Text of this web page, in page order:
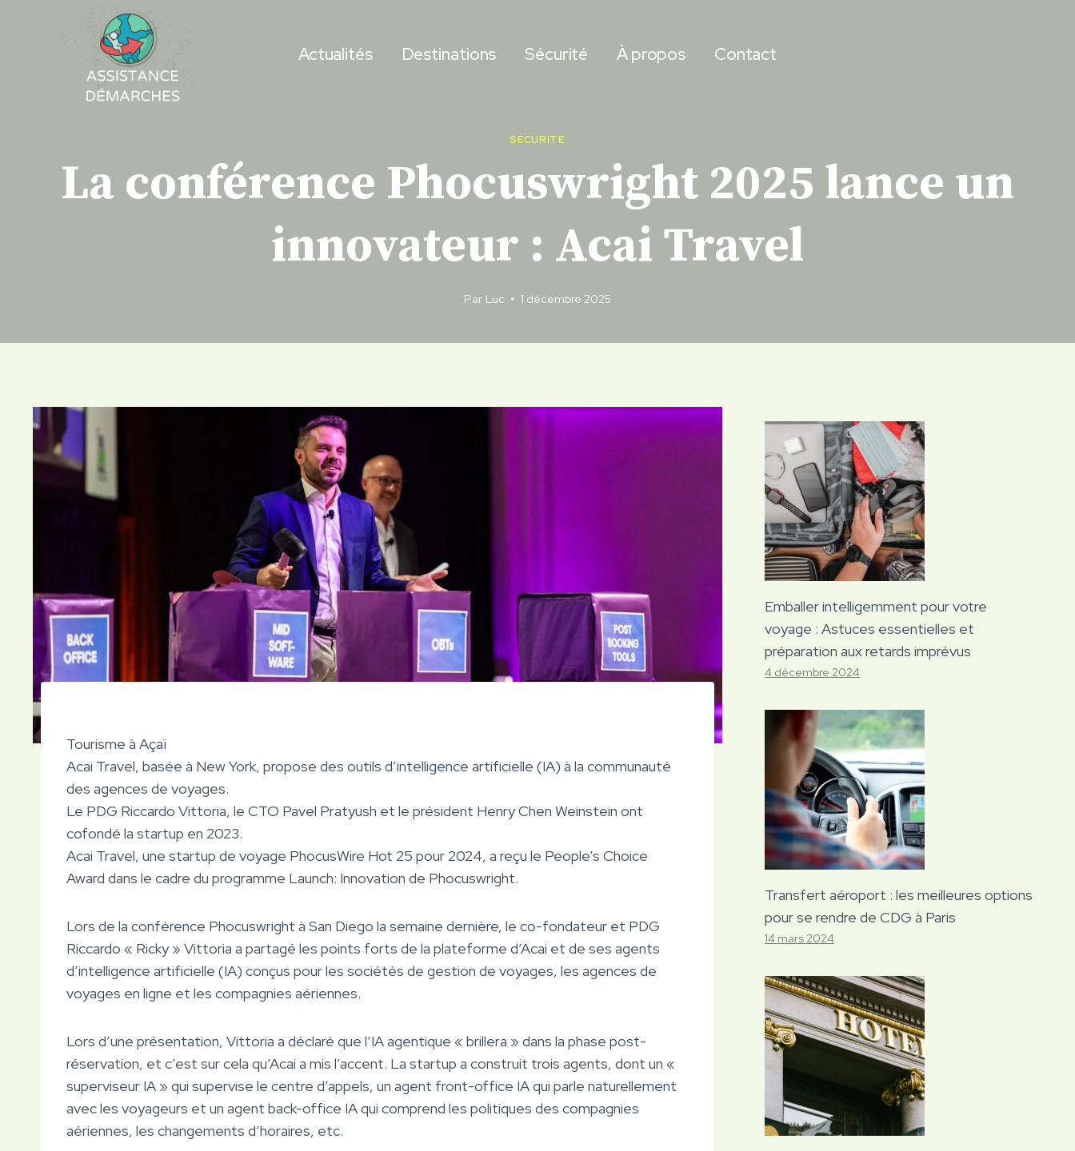
Actualités Destinations Sécurité À propos Contact
SÉCURITÉ
La conférence Phocuswright 2025 lance un
innovateur : Acai Travel
Par Luc 1 décembre 2025
Tourisme à Açaï
Acai Travel, basée à New York, propose des outils d’intelligence artificielle (IA) à la communauté
des agences de voyages.
Le PDG Riccardo Vittoria, le CTO Pavel Pratyush et le président Henry Chen Weinstein ont
cofondé la startup en 2023.
Acai Travel, une startup de voyage PhocusWire Hot 25 pour 2024, a reçu le People’s Choice
Award dans le cadre du programme Launch: Innovation de Phocuswright.
Lors de la conférence Phocuswright à San Diego la semaine dernière, le co-fondateur et PDG
Riccardo « Ricky » Vittoria a partagé les points forts de la plateforme d’Acai et de ses agents
d’intelligence artificielle (IA) conçus pour les sociétés de gestion de voyages, les agences de
voyages en ligne et les compagnies aériennes.
Lors d’une présentation, Vittoria a déclaré que l’IA agentique « brillera » dans la phase post-
réservation, et c’est sur cela qu’Acai a mis l’accent. La startup a construit trois agents, dont un «
superviseur IA » qui supervise le centre d’appels, un agent front-office IA qui parle naturellement
avec les voyageurs et un agent back-office IA qui comprend les politiques des compagnies
aériennes, les changements d’horaires, etc.
Emballer intelligemment pour votre
voyage : Astuces essentielles et
préparation aux retards imprévus
4 décembre 2024
Transfert aéroport : les meilleures options
pour se rendre de CDG à Paris
14 mars 2024